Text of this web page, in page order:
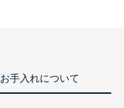
お手入れについて